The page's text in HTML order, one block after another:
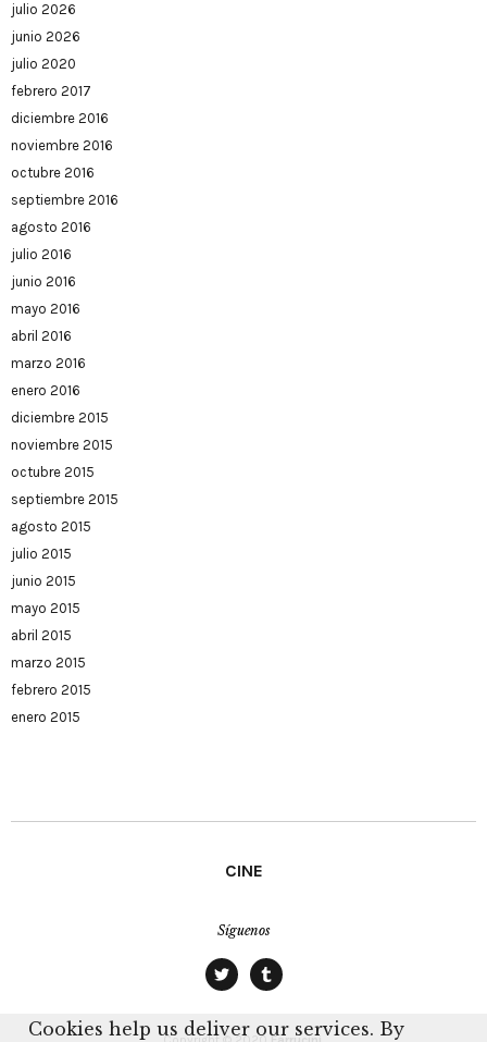
julio 2026
junio 2026
julio 2020
febrero 2017
diciembre 2016
noviembre 2016
octubre 2016
septiembre 2016
agosto 2016
julio 2016
junio 2016
mayo 2016
abril 2016
marzo 2016
enero 2016
diciembre 2015
noviembre 2015
octubre 2015
septiembre 2015
agosto 2015
julio 2015
junio 2015
mayo 2015
abril 2015
marzo 2015
febrero 2015
enero 2015
CINE
Síguenos
Cookies help us deliver our services. By